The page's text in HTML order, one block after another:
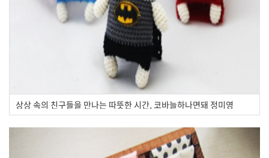
상상 속의 친구들을 만나는 따뜻한 시간, 코바늘하나면돼 정미영